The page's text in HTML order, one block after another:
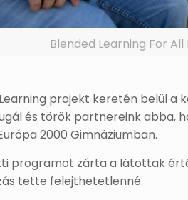
Blended Learning For
projekt keretén belül
és török partnereink abba,
2000 Gimnáziumban.
programot zárta a látottak
tette felejthetetlenné.